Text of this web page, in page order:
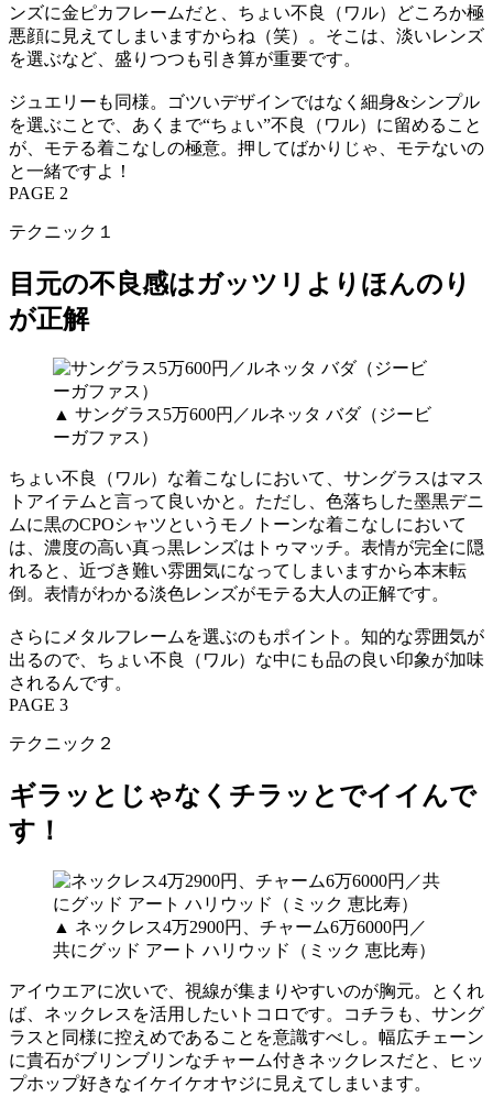
ンズに金ピカフレームだと、ちょい不良（ワル）どころか極
悪顔に見えてしまいますからね（笑）。そこは、淡いレンズ
を選ぶなど、盛りつつも引き算が重要です。
ジュエリーも同様。ゴツいデザインではなく細身&シンプル
を選ぶことで、あくまで“ちょい”不良（ワル）に留めること
が、モテる着こなしの極意。押してばかりじゃ、モテないの
と一緒ですよ！
PAGE 2
テクニック１
目元の不良感はガッツリよりほんのり
が正解
▲ サングラス5万600円／ルネッタ バダ（ジービ
ーガファス）
ちょい不良（ワル）な着こなしにおいて、サングラスはマス
トアイテムと言って良いかと。ただし、色落ちした墨黒デニ
ムに黒のCPOシャツというモノトーンな着こなしにおいて
は、濃度の高い真っ黒レンズはトゥマッチ。表情が完全に隠
れると、近づき難い雰囲気になってしまいますから本末転
倒。表情がわかる淡色レンズがモテる大人の正解です。
さらにメタルフレームを選ぶのもポイント。知的な雰囲気が
出るので、ちょい不良（ワル）な中にも品の良い印象が加味
されるんです。
PAGE 3
テクニック２
ギラッとじゃなくチラッとでイイんで
す！
▲ ネックレス4万2900円、チャーム6万6000円／
共にグッド アート ハリウッド（ミック 恵比寿）
アイウエアに次いで、視線が集まりやすいのが胸元。とくれ
ば、ネックレスを活用したいトコロです。コチラも、サング
ラスと同様に控えめであることを意識すべし。幅広チェーン
に貴石がブリンブリンなチャーム付きネックレスだと、ヒッ
プホップ好きなイケイケオヤジに見えてしまいます。